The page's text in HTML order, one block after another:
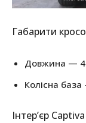
Габарити
Довжина —
Колісна
Інтер’єр